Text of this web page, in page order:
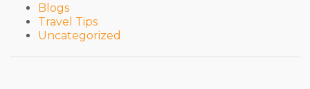
Blogs
Travel Tips
Uncategorized